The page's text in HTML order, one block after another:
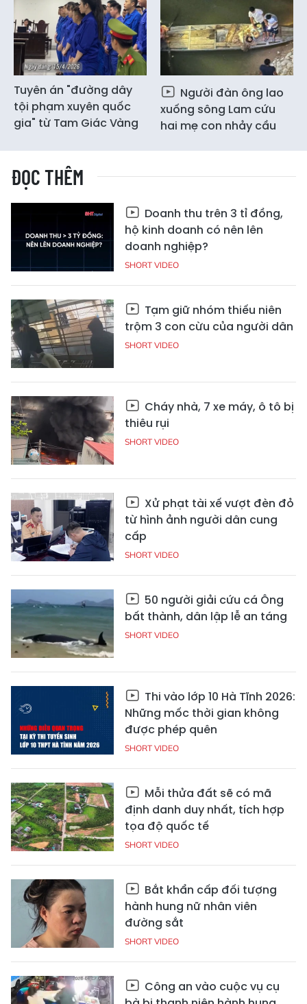
Tuyên án "đường dây
tội phạm xuyên quốc
gia" từ Tam Giác Vàng
Người đàn ông lao
xuống sông Lam cứu
hai mẹ con nhảy cầu
ĐỌC THÊM
Doanh thu trên 3 tỉ đồng,
hộ kinh doanh có nên lên
doanh nghiệp?
SHORT VIDEO
Tạm giữ nhóm thiếu niên
trộm 3 con cừu của người dân
SHORT VIDEO
Cháy nhà, 7 xe máy, ô tô bị
thiêu rụi
SHORT VIDEO
Xử phạt tài xế vượt đèn đỏ
từ hình ảnh người dân cung
cấp
SHORT VIDEO
50 người giải cứu cá Ông
bất thành, dân lập lễ an táng
SHORT VIDEO
Thi vào lớp 10 Hà Tĩnh 2026:
Những mốc thời gian không
được phép quên
SHORT VIDEO
Mỗi thửa đất sẽ có mã
định danh duy nhất, tích hợp
tọa độ quốc tế
SHORT VIDEO
Bắt khẩn cấp đối tượng
hành hung nữ nhân viên
đường sắt
SHORT VIDEO
Công an vào cuộc vụ cụ